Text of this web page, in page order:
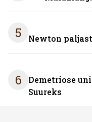
5 Newton
6
Demetriose
Suureks